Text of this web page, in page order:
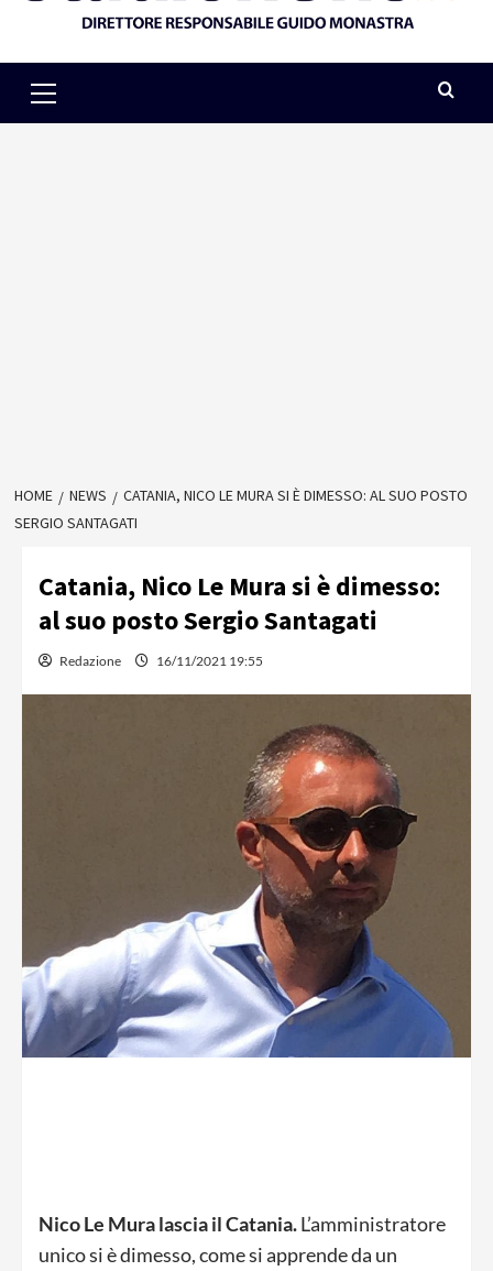
Menu
HOME NEWS
CATANIA, NICO LE MURA SI È DIMESSO: AL SUO POSTO
SERGIO SANTAGATI
Catania, Nico Le Mura si è dimesso:
al suo posto Sergio Santagati
Redazione 16/11/2021 19:55
Nico Le Mura lascia il Catania.L’amministratore
unico si è dimesso, come si apprende da un